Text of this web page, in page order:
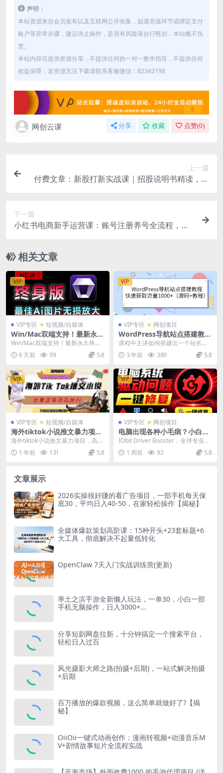
声明：
本站资源来自会员发布以及互联网公开收集，如遇充值环节或绑定支付
账户等异常步骤，建议停止操作，是否有风险请自行甄别，本站概不负
责。
本站内容仅提供资源分享，不提供任何的一对一教学指导，不提供任何
收益保障；若资源无法下载请联系客服微信：82342198
网创云课 分享 收藏 点赞(0)
上一篇
付费文章：新股打新实战课｜招股说明书精读，存
下一篇
小红书电商新手运营课：账号注册养号全流程，类
相关文章
VIP
VIP专区 短视频/自媒体
Win/Mac双端支持！最新永久
终身版，支持老照片修复，图
片变清晰无损放大工具，Aiart
y Image Enhancer
Win/Mac双端支持！最新永久终身
版，支持老照片修复，图片变清晰
无损放大工具，...
6 天前 99 5.8
VIP
VIP专区 网创项目
WordPress导航站点搭建教
程，快速获取流量1000 （源
码 教程）
课程中主讲如何搭建出一个站长目
录导航网站，这一类网站流量来的
非常快 主要功能就是...
3 年前 389 5.8
VIP
VIP专区 短视频/自媒体
海外tiktok小说推文暴力项
目，高停留率，高转化率，上
手后一天搞顿饭钱不是问题
海外tiktok小说推文暴力项目，高停
留率，高转化率，上手后一天搞顿
饭钱不是问题...
1 年前 131 5.8
VIP
VIP专区 网创项目
电脑出现各种小毛病？小白必
备电脑驱动修复工具，一键更
新修复驱动问题，就是这么简
单！
IObit Driver Booster，全球专业级
驱动更新软件。检测硬件驱动更...
1 周前 92 5.8
文章展示
2026实操很好賺的看广告项目，一部手机每天保
底30，平均日入40-50，在家轻松操作【揭秘】
全媒体爆款策划高阶课：15种开头+23套标题+6
大工具，彻底解决不起量低转化
OpenClaw 7天入门实战训练营(更新)
率土之滨手游全新懒人玩法，一单30，小白一部
手机无脑操作，日入3000+…
分享短剧网盘拉新，十分钟搞定一个搜索平台，
轻松日入过百
风光摄影大师之路(拍摄+后期)，一站式解决拍摄
+后期
百万播放的爆款视频，这么简单就做好了?【揭
秘】
OiiOii一键式动画创作：漫画转视频+动漫音乐M
V+剧情故事短片全流程实战